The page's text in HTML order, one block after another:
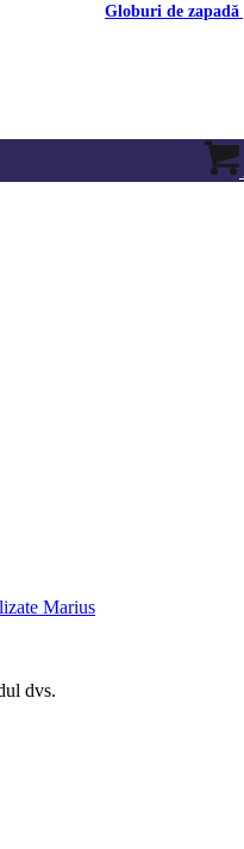
Globuri de
Marius
dvs.